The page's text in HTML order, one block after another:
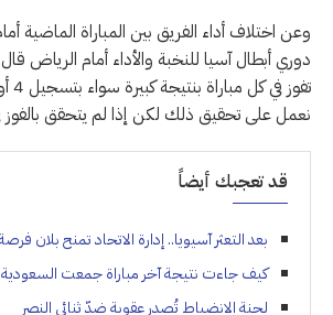
وعن اختلاف أداء الفريق بين المباراة الماضية
دوري أبطال آسيا للنخبة والأداء أمام الرياض
نعمل على تحقيق ذلك لكن إذا لم يتحقق بالفوز
قد تعجبك أيضاً
بعد التعثر آسيويا.. إدارة الاتحاد تمنح بلان
كيف جاءت نتيجة آخر مباراة جمعت السعودية
لجنة الانضباط تُصدر عقوبة ضدّ ثنائي النصر